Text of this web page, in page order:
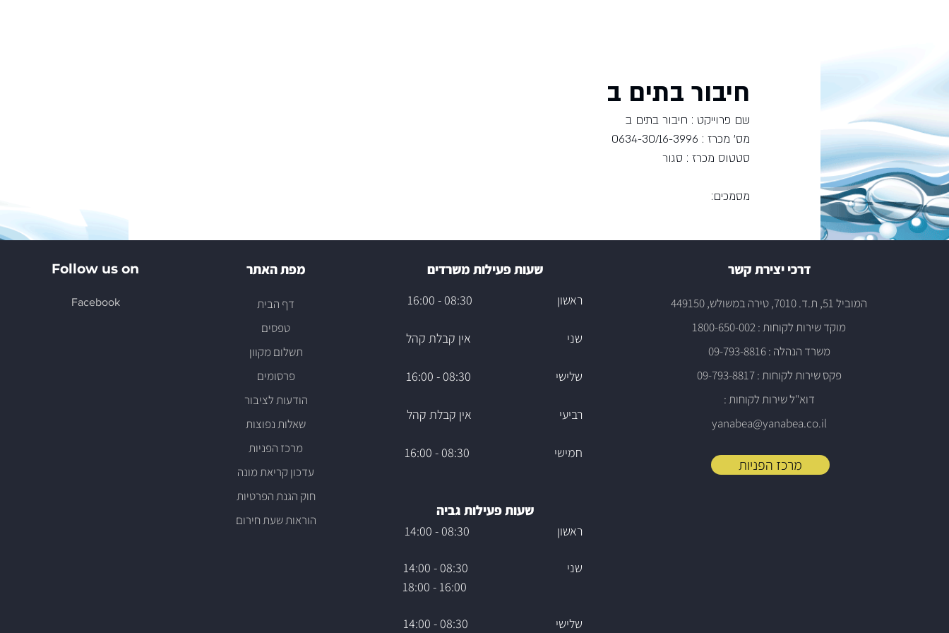
חיבור בתים ב
שם פרוייקט : חיבור בתים ב
מס' מכרז : 0634-30/16-3996
סטטוס מכרז : סגור
מסמכים:
Follow us on
Facebook
מפת האתר
דף הבית
טפסים
תשלום מקוון
פרסומים
הודעות לציבור
שאלות נפוצות
מרכז הפניות
עדכון קריאת מונה
חוק הגנת הפרטיות
הוראותשעת חירום
שעות פעילות משרדים
ראשון 08:30 - 16:00
שני אין קבלת קהל
שלישי 08:30 - 16:00
רביעי אין קבלת קהל
חמישי 08:30 - 16:00
שעות פעילות גביה
ראשון 08:30 - 14:00
שני 08:30 - 14:00
שלישי 08:30 - 14:00
דרכי יצירת קשר
המוביל 51, ת.ד. 7010, טירה במשולש, 449150
מוקד שירות לקוחות : 1800-650-002
משרד הנהלה : 09-793-8816
פקס שירות לקוחות : 09-793-8817
דוא"ל שירות לקוחות :
yanabea@yanabea.co.il
מרכז הפניות